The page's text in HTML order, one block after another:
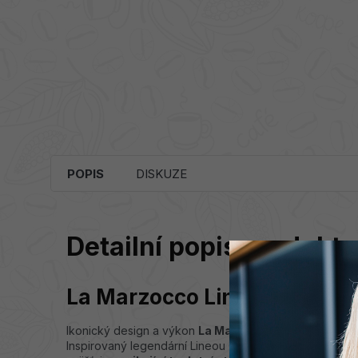
POPIS DISKUZE
Detailní popis produktu
La Marzocco Linea Mini R
Ikonický design a výkon La Marzocco přichází do
Inspirovaný legendární Lineou Classic, tento model